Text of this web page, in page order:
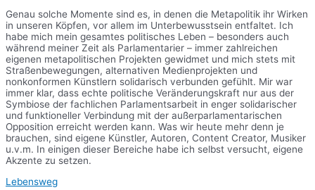
Genau solche Momente sind es, in denen die Metapolitik ihr Wirken
in unseren Köpfen, vor allem im Unterbewusstsein entfaltet. Ich
habe mich mein gesamtes politisches Leben – besonders auch
während meiner Zeit als Parlamentarier – immer zahlreichen
eigenen metapolitischen Projekten gewidmet und mich stets mit
Straßenbewegungen, alternativen Medienprojekten und
nonkonformen Künstlern solidarisch verbunden gefühlt. Mir war
immer klar, dass echte politische Veränderungskraft nur aus der
Symbiose der fachlichen Parlamentsarbeit in enger solidarischer
und funktioneller Verbindung mit der außerparlamentarischen
Opposition erreicht werden kann. Was wir heute mehr denn je
brauchen, sind eigene Künstler, Autoren, Content Creator, Musiker
u.v.m. In einigen dieser Bereiche habe ich selbst versucht, eigene
Akzente zu setzen.
Lebensweg